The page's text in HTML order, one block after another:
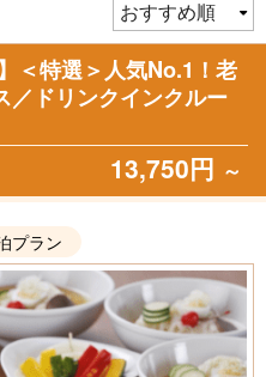
＜特選＞人気No.1！老
／ドリンクインクルー
13,750円 ～
プラン